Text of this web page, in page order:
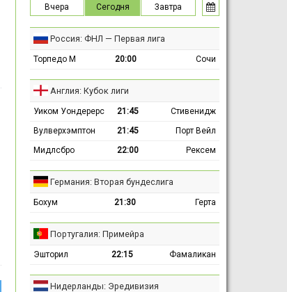
Вчера Сегодня Завтра
Россия: ФНЛ — Первая лига
Торпедо М 20:00 Сочи
Англия: Кубок лиги
Уиком Уондерерс 21:45
Стивенидж
Вулверхэмптон
21:45
Порт Вейл
Мидлсбро
22:00 Рексем
Германия: Вторая бундеслига
Бохум 21:30 Герта
Португалия: Примейра
Эшторил 22:15 Фамаликан
Нидерланды: Эредивизия